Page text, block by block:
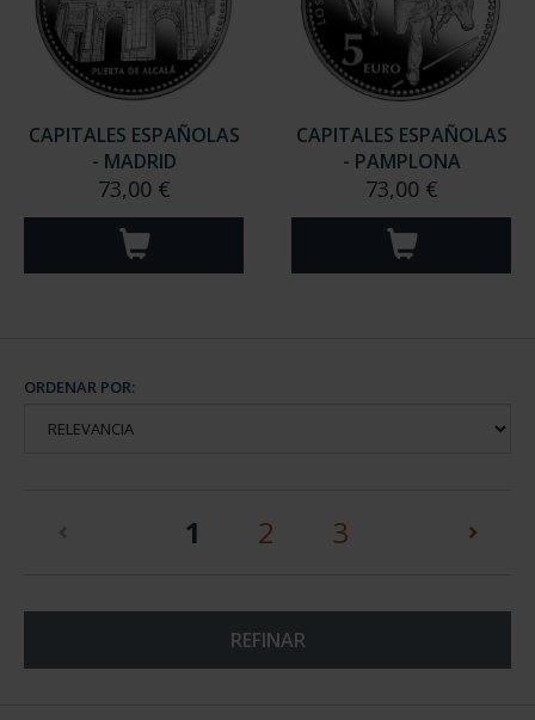
CAPITALES ESPAÑOLAS
- MADRID
73,00 €
CAPITALES ESPAÑOLAS
- PAMPLONA
73,00 €
ORDENAR POR:
1 (current)
2 3
REFINAR